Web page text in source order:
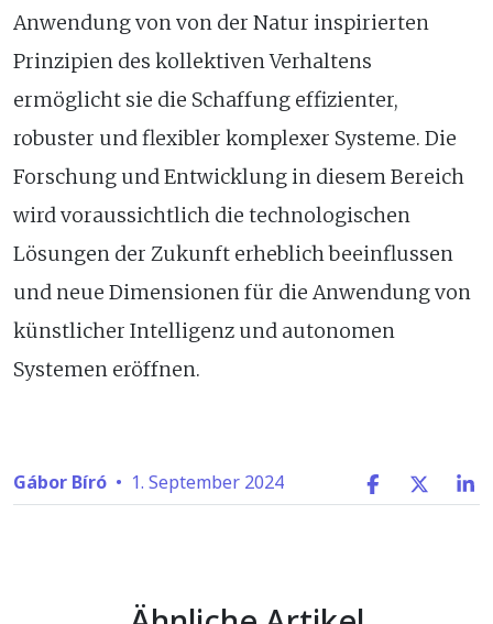
Anwendung von von der Natur inspirierten
Prinzipien des kollektiven Verhaltens
ermöglicht sie die Schaffung effizienter,
robuster und flexibler komplexer Systeme. Die
Forschung und Entwicklung in diesem Bereich
wird voraussichtlich die technologischen
Lösungen der Zukunft erheblich beeinflussen
und neue Dimensionen für die Anwendung von
künstlicher Intelligenz und autonomen
Systemen eröffnen.
Gábor Bíró • 1. September 2024